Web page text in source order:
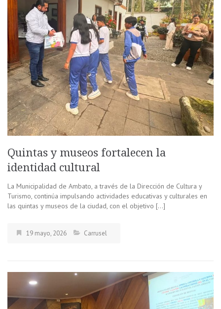
Quintas y museos fortalecen la
identidad cultural
La Municipalidad de Ambato, a través de la Dirección de Cultura y
Turismo, continúa impulsando actividades educativas y culturales en
las quintas y museos de la ciudad, con el objetivo […]
19 mayo, 2026 Carrusel